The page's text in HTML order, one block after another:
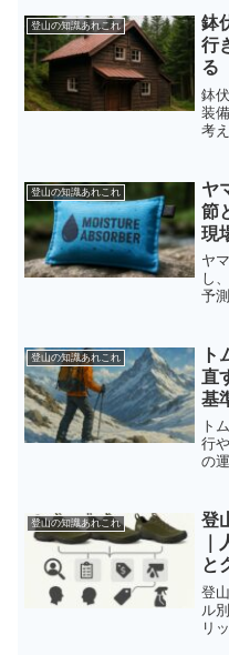
説
登山の知識あれこれ
鉢
行
る
鉢
装
考
登山の知識あれこれ
ヤ
節
現
ヤ
し
予
登山の知識あれこれ
直
基
ト
行
の
登山の知識あれこれ
登
と
登
ル
リ